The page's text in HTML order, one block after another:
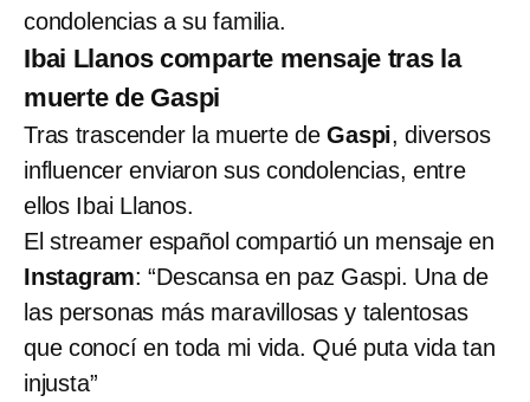
condolencias a su familia.
Ibai Llanos comparte mensaje tras la
muerte de Gaspi
Tras trascender la muerte deGaspi, diversos
influencer enviaron sus condolencias, entre
ellos Ibai Llanos.
El streamer español compartió un mensaje en
Instagram: “Descansa en paz Gaspi. Una de
las personas más maravillosas y talentosas
que conocí en toda mi vida. Qué puta vida tan
injusta”